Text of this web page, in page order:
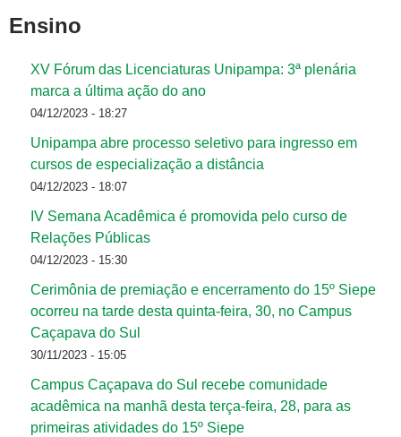
Ensino
XV Fórum das Licenciaturas Unipampa: 3ª plenária
marca a última ação do ano
04/12/2023 - 18:27
Unipampa abre processo seletivo para ingresso em
cursos de especialização a distância
04/12/2023 - 18:07
IV Semana Acadêmica é promovida pelo curso de
Relações Públicas
04/12/2023 - 15:30
Cerimônia de premiação e encerramento do 15º Siepe
ocorreu na tarde desta quinta-feira, 30, no Campus
Caçapava do Sul
30/11/2023 - 15:05
Campus Caçapava do Sul recebe comunidade
acadêmica na manhã desta terça-feira, 28, para as
primeiras atividades do 15º Siepe